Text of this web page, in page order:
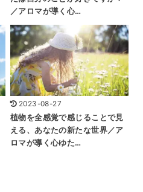
／アロマが導く心…
2023-08-27
植物を全感覚で感じることで見
える、あなたの新たな世界／ア
ロマが導く心ゆた…